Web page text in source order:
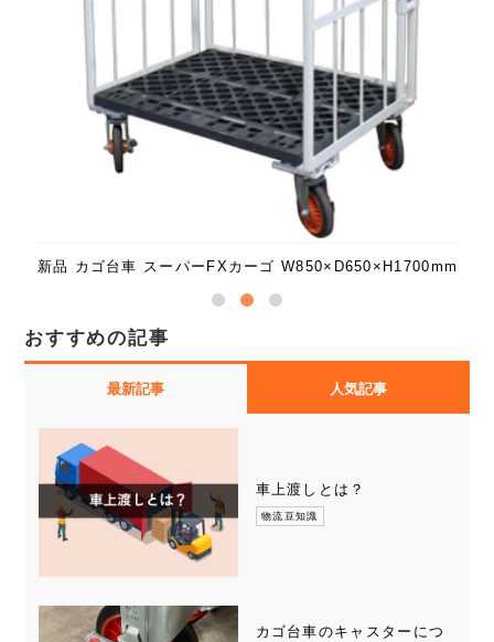
新品カゴ台車 スーパーFXカーゴ W1100×D800×H1700mm
おすすめの記事
最新記事 人気記事
車上渡しとは？
物流豆知識
カゴ台車のキャスターにつ